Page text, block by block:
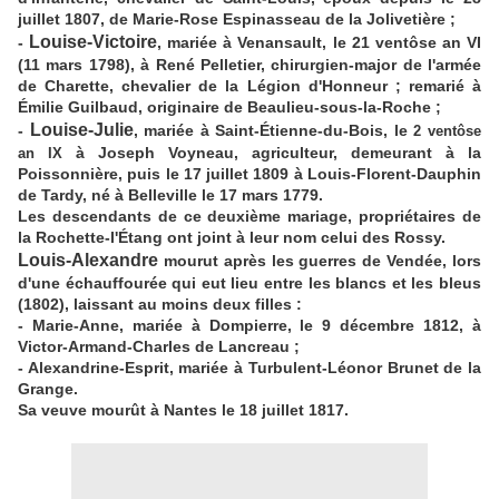
juillet 1807, de Marie-Rose Espinasseau de la Jolivetière ;
- Louise-Victoire, mariée à Venansault, le 21 ventôse an VI
(11 mars 1798), à René Pelletier, chirurgien-major de l'armée
de Charette, chevalier de la Légion d'Honneur ; remarié à
Émilie Guilbaud, originaire de Beaulieu-sous-la-Roche ;
-
Louise-Julie, mariée à Saint-Étienne-du-Bois, le2 ventôse
an IX à Joseph Voyneau, agriculteur, demeurant à la
Poissonnière, puis le 17 juillet 1809 à Louis-Florent-Dauphin
de Tardy, né à Belleville le 17 mars 1779.
Les descendants de ce deuxième mariage, propriétaires de
la Rochette-l'Étang ont joint à leur nom celui des Rossy.
Louis-Alexandre mourut après les guerres de Vendée, lors
d'une échauffourée qui eut lieu entre les blancs et les bleus
(1802), laissant au moins deux filles :
- Marie-Anne, mariée à Dompierre, le 9 décembre 1812, à
Victor-Armand-Charles de Lancreau ;
- Alexandrine-Esprit, mariée à Turbulent-Léonor Brunet de la
Grange.
Sa veuve mourût à Nantes le 18 juillet 1817.